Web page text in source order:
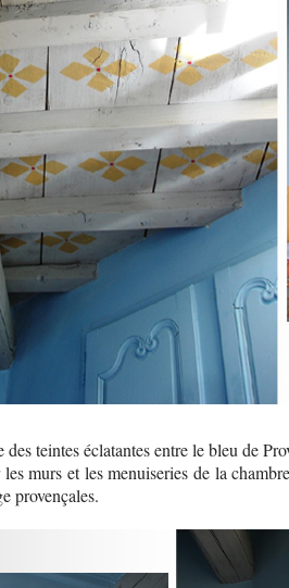
teintes éclatantes entre le bleu de
murs et les menuiseries de la
provençales.